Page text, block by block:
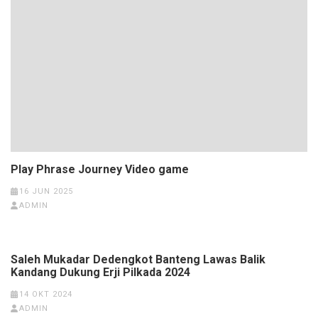
Play Phrase Journey Video game
16 JUN 2025
ADMIN
Saleh Mukadar Dedengkot Banteng Lawas Balik
Kandang Dukung Erji Pilkada 2024
14 OKT 2024
ADMIN